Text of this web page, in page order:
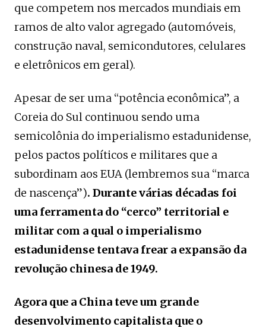
que competem nos mercados mundiais em
ramos de alto valor agregado (automóveis,
construção naval, semicondutores, celulares
e eletrônicos em geral).
Apesar de ser uma “potência econômica”, a
Coreia do Sul continuou sendo uma
semicolônia do imperialismo estadunidense,
pelos pactos políticos e militares que a
subordinam aos EUA (lembremos sua “marca
de nascença”). Durante várias décadas foi
uma ferramenta do “cerco” territorial e
militar com a qual o imperialismo
estadunidense tentava frear a expansão da
revolução chinesa de 1949.
Agora que a China teve um grande
desenvolvimento capitalista que o